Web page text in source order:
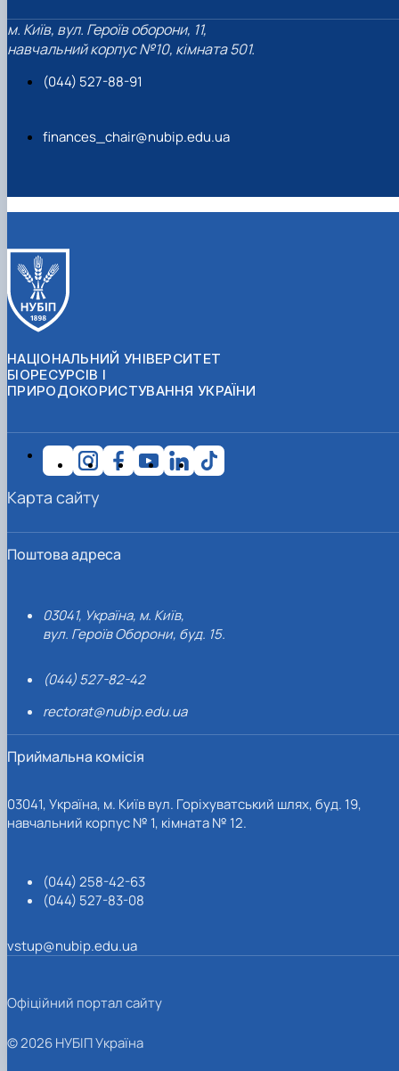
м. Київ, вул. Героїв оборони, 11,
навчальний корпус №10, кімната 501.
(044) 527-88-91
finances_chair@nubip.edu.ua
НАЦІОНАЛЬНИЙ УНІВЕРСИТЕТ
БІОРЕСУРСІВ І
ПРИРОДОКОРИСТУВАННЯ УКРАЇНИ
Поштова адреса
03041, Україна, м. Київ,
вул. Героїв Оборони, буд. 15.
(044) 527-82-42
rectorat@nubip.edu.ua
Приймальна комісія
03041, Україна, м. Київ вул. Горіхуватський шлях, буд. 19,
навчальний корпус № 1, кімната № 12.
(044) 258-42-63
(044) 527-83-08
vstup@nubip.edu.ua
Карта сайту
Офіційний портал сайту
© 2026 НУБІП Україна